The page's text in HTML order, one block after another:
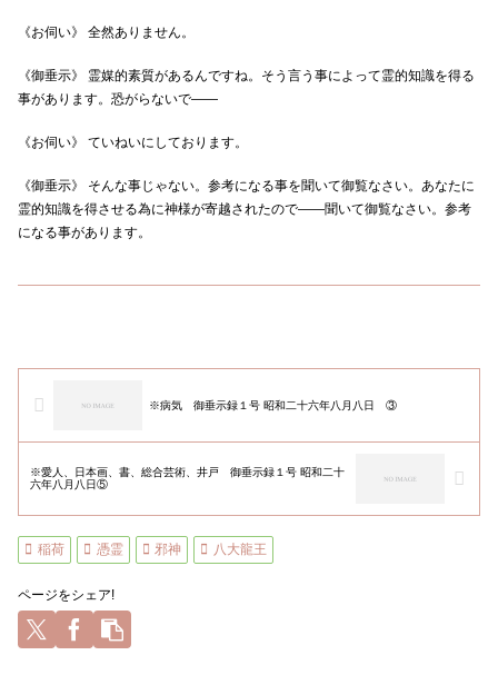
《お伺い》 全然ありません。
《御垂示》 霊媒的素質があるんですね。そう言う事によって霊的知識を得る
事があります。恐がらないで――
《お伺い》 ていねいにしております。
《御垂示》 そんな事じゃない。参考になる事を聞いて御覧なさい。あなたに
霊的知識を得させる為に神様が寄越されたので――聞いて御覧なさい。参考
になる事があります。
※病気 御垂示録１号 昭和二十六年八月八日 ③
※愛人、日本画、書、総合芸術、井戸 御垂示録１号 昭和二十
六年八月八日⑤
稲荷 憑霊 邪神 八大龍王
ページをシェア!